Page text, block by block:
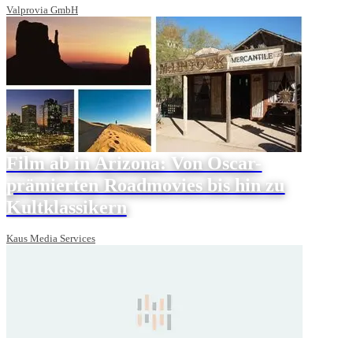
Valprovia GmbH
Film ab in Arizona: Von Oscar-
prämierten Roadmovies bis hin zu
Kultklassikern
Kaus Media Services